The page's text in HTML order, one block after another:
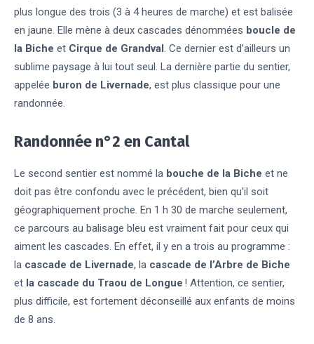
plus longue des trois (3 à 4 heures de marche) et est balisée
en jaune. Elle mène à deux cascades dénommées boucle de
la Biche et Cirque de Grandval . Ce dernier est d’ailleurs un
sublime paysage à lui tout seul. La dernière partie du sentier,
appelée buron de Livernade, est plus classique pour une
randonnée.
Randonnée n°2 en Cantal
Le second sentier est nommé la bouche de la Biche et ne
doit pas être confondu avec le précédent, bien qu’il soit
géographiquement proche. En 1 h 30 de marche seulement,
ce parcours au balisage bleu est vraiment fait pour ceux qui
aiment les cascades. En effet, il y en a trois au programme :
la cascade de Livernade, la cascade de l’Arbre de Biche
et la cascade du Traou de Longue ! Attention, ce sentier,
plus difficile, est fortement déconseillé aux enfants de moins
de 8 ans.